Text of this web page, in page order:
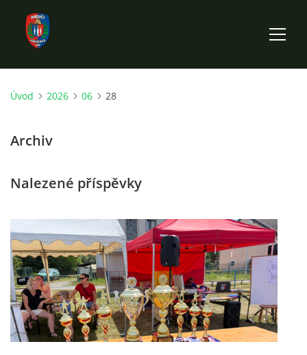
ÚVOD
HISTORIE SBORU
VÝKONNÝ VÝBOR SBORU
DOKUMENTY
VÝJEZDOVÁ JEDNOTKA
FOTOGALERIE
Úvod 2026 06 28
Archiv
Nalezené příspěvky